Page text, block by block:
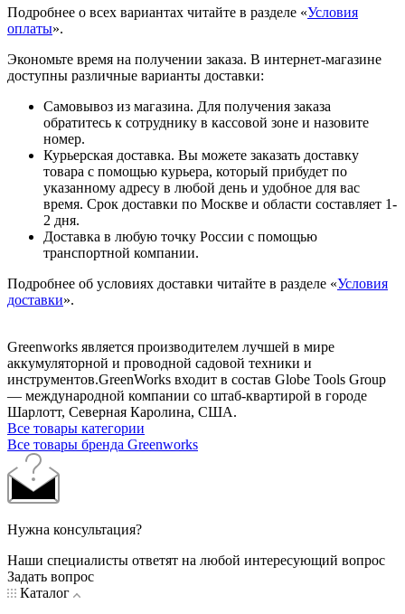
Подробнее о всех вариантах читайте в разделе «Условия
оплаты».
Экономьте время на получении заказа. В интернет-магазине
доступны различные варианты доставки:
Самовывоз из магазина. Для получения заказа
обратитесь к сотруднику в кассовой зоне и назовите
номер.
Курьерская доставка. Вы можете заказать доставку
товара с помощью курьера, который прибудет по
указанному адресу в любой день и удобное для вас
время. Срок доставки по Москве и области составляет 1-
2 дня.
Доставка в любую точку России с помощью
транспортной компании.
Подробнее об условиях доставки читайте в разделе «Условия
доставки».
Greenworks является производителем лучшей в мире
аккумуляторной и проводной садовой техники и
инструментов.GreenWorks входит в состав Globe Tools Group
— международной компании со штаб-квартирой в городе
Шарлотт, Северная Каролина, США.
Все товары категории
Все товары бренда Greenworks
Нужна консультация?
Наши специалисты ответят на любой интересующий вопрос
Задать вопрос
Каталог